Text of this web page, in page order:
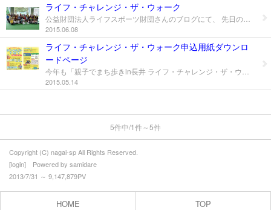
[教室･サークル]どなたでも参加できます
[教室･サークル]幼児・小学生対象
[教室･サークル]スポーツイベント
クラブ役員
ライフ・チャレンジ・ザ・ウォーク
2015.06.08
ライフ・チャレンジ・ザ・ウォーク申込用紙ダウンロ
ードページ
2015.05.14
5件中/1件～5件
Copyright (C) nagai-sp All Rights Reserved.
[login] Powered by samidare
2013/7/31 ～ 9,147,879PV
HOME TOP